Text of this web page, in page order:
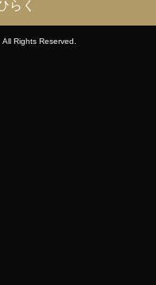
らく
Rights Reserved.